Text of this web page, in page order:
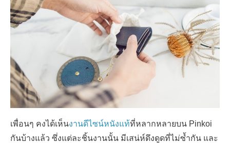
เพื่อนๆ คงได้เห็นงานดีไซน์หนังแท้ที่หลากหลายบน Pinkoi
กันบ้างแล้ว ซึ่งแต่ละชิ้นงานนั้น มีเสน่ห์ดึงดูดที่ไม่ซ้ำกัน และ